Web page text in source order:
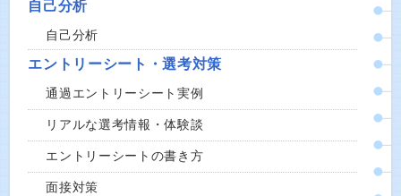
自己分析
自己分析
エントリーシート・選考対策
通過エントリーシート実例
リアルな選考情報・体験談
エントリーシートの書き方
面接対策